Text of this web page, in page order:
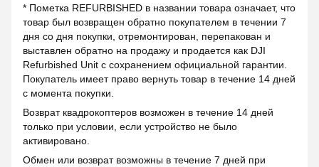
* Пометка REFURBISHED в названии товара означает, что
товар был возвращен обратно покупателем в течении 7
дня со дня покупки, отремонтирован, перепакован и
выставлен обратно на продажу и продается как DJI
Refurbished Unit с сохранением официальной гарантии.
Покупатель имеет право вернуть товар в течение 14 дней
с момента покупки.
Возврат квадрокоптеров возможен в течение 14 дней
только при условии, если устройство не было
активировано.
Обмен или возврат возможны в течение 7 дней при